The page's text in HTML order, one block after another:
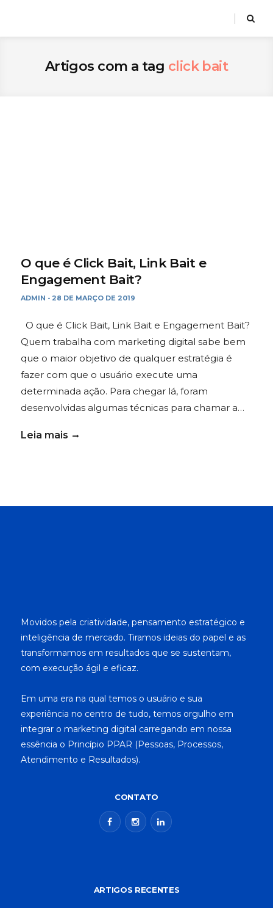
Artigos com a tag click bait
O que é Click Bait, Link Bait e
Engagement Bait?
ADMIN - 28 DE MARÇO DE 2019
O que é Click Bait, Link Bait e Engagement Bait?
Quem trabalha com marketing digital sabe bem
que o maior objetivo de qualquer estratégia é
fazer com que o usuário execute uma
determinada ação. Para chegar lá, foram
desenvolvidas algumas técnicas para chamar a…
Leia mais
Movidos pela criatividade, pensamento estratégico e
inteligência de mercado. Tiramos ideias do papel e as
transformamos em resultados que se sustentam,
com execução ágil e eficaz.
Em uma era na qual temos o usuário e sua
experiência no centro de tudo, temos orgulho em
integrar o marketing digital carregando em nossa
essência o Princípio PPAR (Pessoas, Processos,
Atendimento e Resultados).
CONTATO
ARTIGOS RECENTES